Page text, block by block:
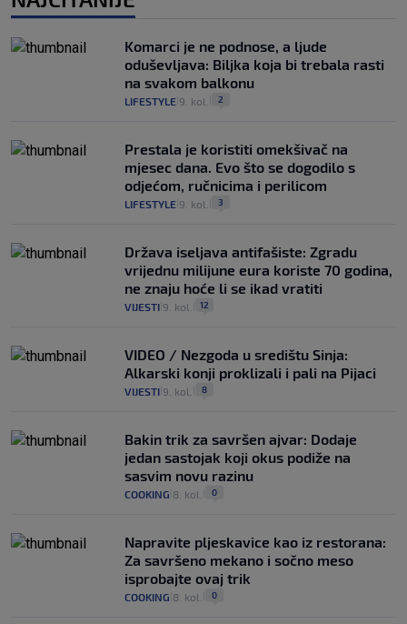
Komarci je ne podnose, a ljude
oduševljava: Biljka koja bi trebala rasti
na svakom balkonu
LIFESTYLE 9. kol. 2
Prestala je koristiti omekšivač na
mjesec dana. Evo što se dogodilo s
odjećom, ručnicima i perilicom
LIFESTYLE 9. kol. 3
Država iseljava antifašiste: Zgradu
vrijednu milijune eura koriste 70 godina,
ne znaju hoće li se ikad vratiti
VIJESTI 9. kol. 12
VIDEO / Nezgoda u središtu Sinja:
Alkarski konji proklizali i pali na Pijaci
VIJESTI 9. kol. 8
Bakin trik za savršen ajvar: Dodaje
jedan sastojak koji okus podiže na
sasvim novu razinu
COOKING 8. kol. 0
Napravite pljeskavice kao iz restorana:
Za savršeno mekano i sočno meso
isprobajte ovaj trik
COOKING 8. kol. 0